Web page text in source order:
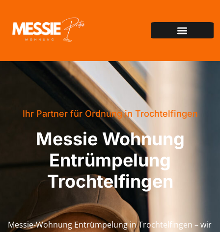
Ihr Partner für Ordnung in Trochtelfingen
Messie Wohnung
Entrümpelung
Trochtelfingen
Messie-Wohnung Entrümpelung in Trochtelfingen – wir